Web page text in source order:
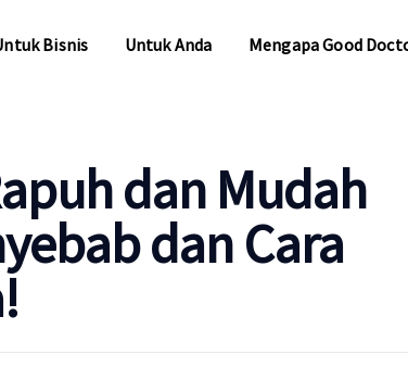
Bisnis Untuk Anda Mengapa Good
dan Mudah
dan Cara